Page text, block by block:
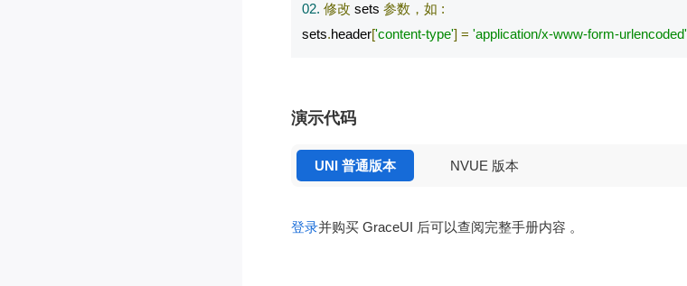
02. 修改 sets 参数，如 :
sets.header['content-type'] = 'application/x-www-form-urlencoded'
演示代码
UNI 普通版本 NVUE 版本
登录并购买 GraceUI 后可以查阅完整手册内容 。